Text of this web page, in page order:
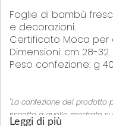
Foglie di bambù
e decorazioni.
Certificato Moca
Dimensioni: cm 28-32
Peso confezione: g
"La confezione del prodotto
rispetto a quelle mostrate
Leggi di più